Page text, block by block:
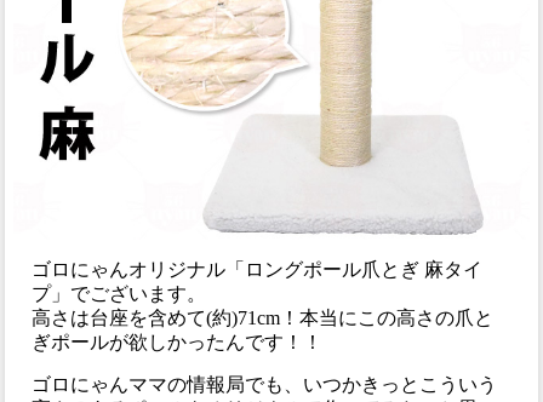
ゴロにゃんオリジナル「ロングポール爪とぎ 麻タイ
プ」でございます。
高さは台座を含めて(約)71cm！本当にこの高さの爪と
ぎポールが欲しかったんです！！
ゴロにゃんママの情報局でも、いつかきっとこういう